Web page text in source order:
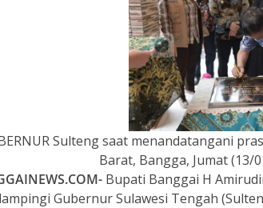
Sulteng saat menandatangani
Barat, Bangga, Jumat (13/
Bupati Banggai H
Gubernur Sulawesi Tengah